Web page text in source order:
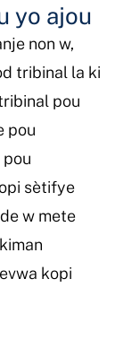
yo ajou
non w,
tribinal la ki
pou
pou
pou
sètifye
w mete
kopi